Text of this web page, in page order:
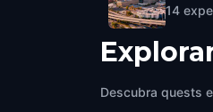
14
Descubra quests